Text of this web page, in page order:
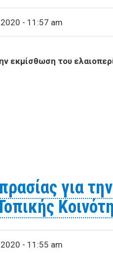
- 11:57 am
εκμίσθωση του
για την
για
- 11:55 am